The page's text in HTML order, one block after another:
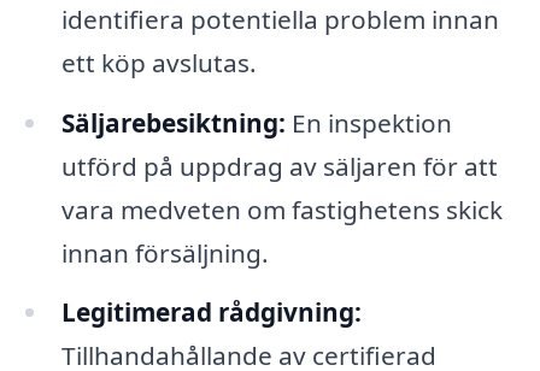
identifiera potentiella problem innan
ett köp avslutas.
Säljarebesiktning: En inspektion
utförd på uppdrag av säljaren för att
vara medveten om fastighetens skick
innan försäljning.
Legitimerad rådgivning:
Tillhandahållande av certifierad